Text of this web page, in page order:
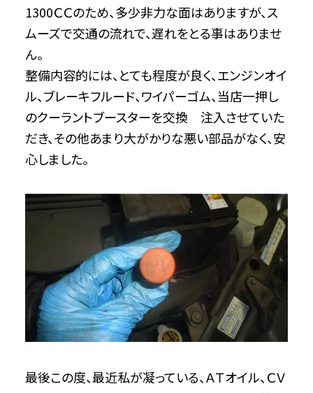
1300ＣＣのため、多少非力な面はありますが、ス
ムーズで交通の流れで、遅れをとる事はありませ
ん。
整備内容的には、とても程度が良く、エンジンオイ
ル、ブレーキフルード、ワイパーゴム、当店一押し
のクーラントブースターを交換 注入させていた
だき、その他あまり大がかりな悪い部品がなく、安
心しました。
最後この度、最近私が凝っている、ＡＴオイル、ＣＶ